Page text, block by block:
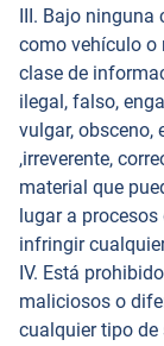
III. Bajo ninguna
como vehículo o
clase de
ilegal, falso,
vulgar, obsceno,
,irreverente,
material que
lugar a
infringir
IV. Está
maliciosos o
cualquier tipo